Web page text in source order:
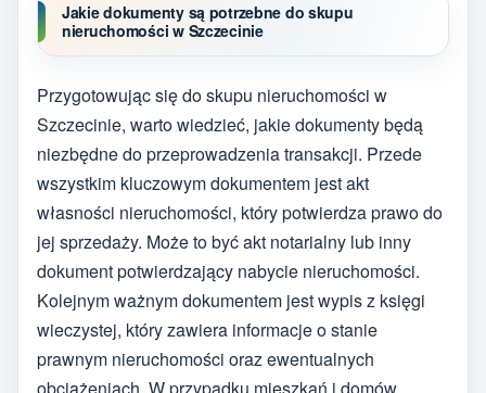
Jakie dokumenty są potrzebne do skupu
nieruchomości w Szczecinie
Przygotowując się do skupu nieruchomości w
Szczecinie, warto wiedzieć, jakie dokumenty będą
niezbędne do przeprowadzenia transakcji. Przede
wszystkim kluczowym dokumentem jest akt
własności nieruchomości, który potwierdza prawo do
jej sprzedaży. Może to być akt notarialny lub inny
dokument potwierdzający nabycie nieruchomości.
Kolejnym ważnym dokumentem jest wypis z księgi
wieczystej, który zawiera informacje o stanie
prawnym nieruchomości oraz ewentualnych